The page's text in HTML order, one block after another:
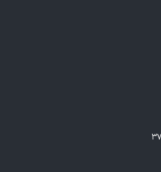
تربیتی و تجربه مشاوره
و علمی برای بهبود کیفیت زندگی
توانایی وی در برقراری ارتباط مؤثر